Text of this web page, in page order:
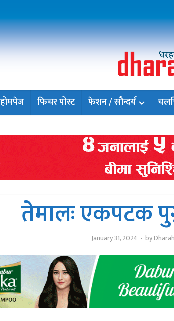
होमपेज फिचर पोस्ट फेशन / सौन्दर्य
तेमालः एकपटक
January 31, 2024 by